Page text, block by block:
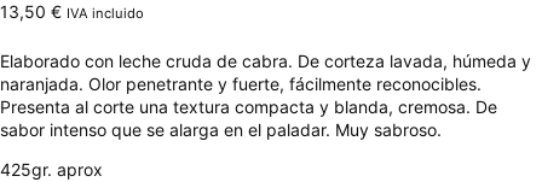
13,50 € IVA incluido
Elaborado con leche cruda de cabra. De corteza lavada, húmeda y
naranjada. Olor penetrante y fuerte, fácilmente reconocibles.
Presenta al corte una textura compacta y blanda, cremosa. De
sabor intenso que se alarga en el paladar. Muy sabroso.
425gr. aprox